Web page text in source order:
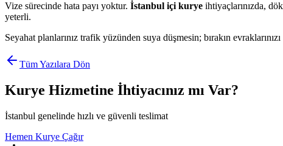
Vize sürecinde hata payı yoktur. İstanbul içi kurye ihtiyaçlarınızda,
yeterli.
Seyahat planlarınız trafik yüzünden suya düşmesin; bırakın
Tüm Yazılara Dön
Kurye Hizmetine İhtiyacınız mı Var?
İstanbul genelinde hızlı ve güvenli teslimat
Hemen Kurye Çağır